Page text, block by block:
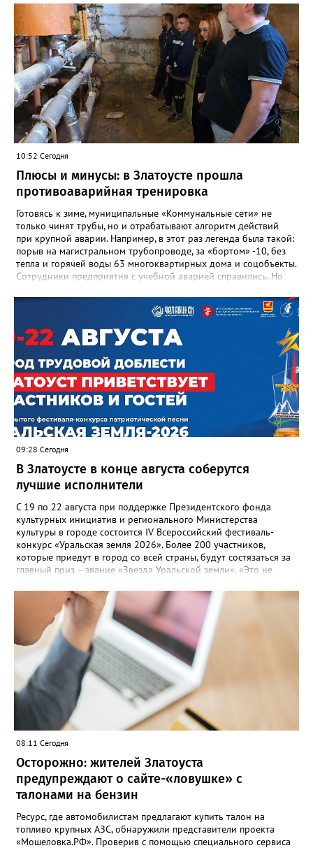
«Благодаря её мудрому руководству в школе сформировался
сильный педагогический коллектив, объединённый общими
ценностями и любовью к своему делу. Для многих Галина
Ивановна навсегда останется не только талантливым
руководителем, но и настоящим Учителем с большой буквы», -
говорится в сообществе школы №23 во ВКонтакте. Свои
соболезнования семье Галины Ивановны выразил глава
Златоуста Олег Решетников. «Её вклад зафиксирован в
важнейших документах школы, но главное - он остался в
людях: в тех учителях, которых она поддержала, в тех
учениках, которых она вдохновила. Заслуженный учитель РФ,
«Отличник народного просвещения», обладатель медали «За
доблестный труд», Галина Ивановна оставила не только
награды и документы, но и работающий, живой механизм
школы, который продолжает жить её принципами», - говорится
в некрологе.
10:52 Сегодня
Плюсы и минусы: в Златоусте прошла
противоаварийная тренировка
Готовясь к зиме, муниципальные «Коммунальные сети» не
только чинят трубы, но и отрабатывают алгоритм действий
при крупной аварии. Например, в этот раз легенда была такой:
порыв на магистральном трубопроводе, за «бортом» -10, без
тепла и горячей воды 63 многоквартирных дома и соцобъекты.
Сотрудники предприятия с учебной аварией справились. Но
отметили и недочёты. «Например, управляющие компании
несвоевременно приняли меры для предотвращения
“перемерзания” общей домовой тепловой сети
многоквартирного дома, отсутствовало взаимодействие с
ресурсоснабжающей организацией, ЕДДС и иными службами»,
— сообщила начальник Главного управления ГЖИ Ирина
Настенко. В следующий раз, рекомендовали в
Госжилинспекции, службы должны действовать слаженно. И
оперативно делиться информацией со всеми
заинтересованными – от поставщика тепла до конечных
потребителей.
09:28 Сегодня
В Златоусте в конце августа соберутся
лучшие исполнители
С 19 по 22 августа при поддержке Президентского фонда
культурных инициатив и регионального Министерства
культуры в городе состоится IV Всероссийский фестиваль-
конкурс «Уральская земля 2026». Более 200 участников,
которые приедут в город со всей страны, будут состязаться за
главный приз – звание «Звезда Уральской земли». «Это не
прослушивания участников, мастер-классы от ведущих
наставников, выступления победителей прошлых лет и
приглашённых артистов», - сообщает оргкомитет. Вход на все
фестивальные мероприятия будет свободным. В 2025 году в
фестивале участвовали 26 финалистов из городов
Челябинской, Свердловской, Курганской, Оренбургской
областей, Ханты-Мансийского автономного округа и
Республики Башкортостан. Приглашённой звездой стал
идейный вдохновитель, организатор фестиваля, эстрадный
певец, победитель главного патриотического конкурса страны
«Солдатский конверт», лауреат премии в области культуры и
искусства «Золотая лира», участник телевизионных проектов
на Первом канале, обладатель звания «Голос страны» Алексей
Ковин.
08:11 Сегодня
Осторожно: жителей Златоуста
предупреждают о сайте-«ловушке» с
талонами на бензин
Ресурс, где автомобилистам предлагают купить талон на
топливо крупных АЗС, обнаружили представители проекта
«Мошеловка.РФ». Проверив с помощью специального сервиса